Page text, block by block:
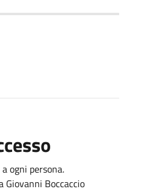
ogni persona.
Giovanni Boccaccio